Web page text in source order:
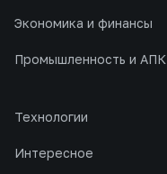
Экономика и финансы
Промышленность и АПК
Технологии
Интересное